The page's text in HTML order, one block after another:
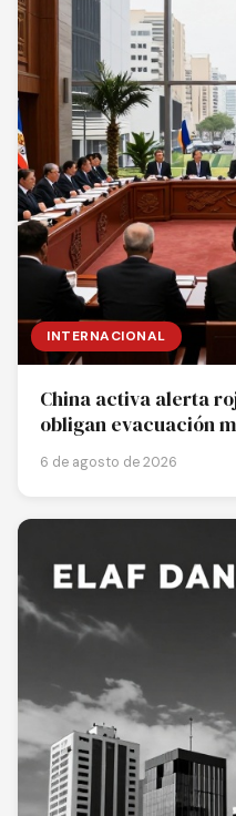
INTERNACIONAL
China activa alerta
obligan evacuación
6 de agosto de 2026